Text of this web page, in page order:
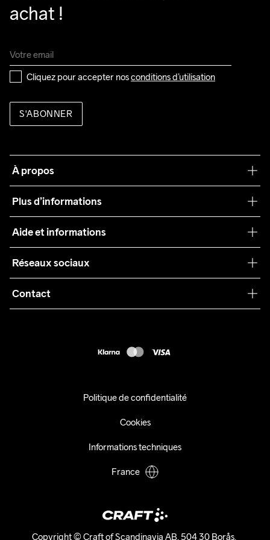
achat !
Cliquez pour accepter nos conditions d’utilisation
S'ABONNER
À propos
Plus d’informations
Teamwear
Durabilité
Collaborations
Aide et informations
Conditions générales
Retours
Réseaux sociaux
Contact
Copyright © Craft of Scandinavia AB, 504 30 Borås.
Politique de confidentialité
Cookies
Informations techniques
France